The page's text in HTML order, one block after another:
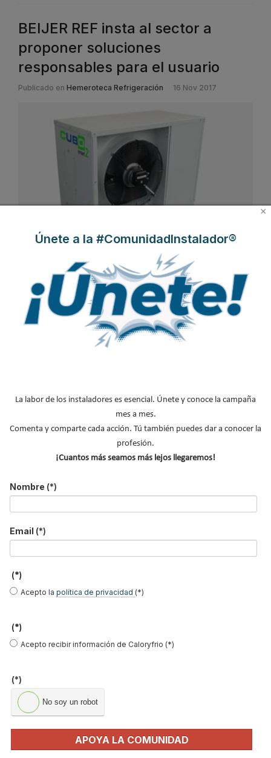
BEIJER REF insta al sector a
proponer soluciones
responsables para el usuario
Publicado en Hemeroteca Refrigeración 16 Nov 2017
Se ha escrito y hablado mucho sobre alternativas, refrigerantes y
tecnologías que harán de los próximos sistemas de refrigeración
y climatización los más eficientes y menos contaminantes de
todos los tiempos.Beijer REF
, grupo europeo de distribución y
fabricación de productos de refrigeración, repasa en las
siguientes líneas su visión sobre la situación actual de este sector.
EasySTH de Standard
tuberías PEX
ACS confortable, flexible
y pens...
en una fábrica de vidrios
e...
c
a
r
.
×
Únete a la #ComunidadInstalador®
La labor de los instaladores es esencial. Únete y conoce la campaña
mes a mes.
Comenta y comparte cada acción. Tú también puedes dar a conocer la
profesión.
¡Cuantos más seamos más lejos llegaremos!
Nombre (*)
Email (*)
(*)
Acepto la política de privacidad (*)
(*)
Acepto recibir información de Caloryfrio (*)
(*)
No soy un robot
APOYA LA COMUNIDAD